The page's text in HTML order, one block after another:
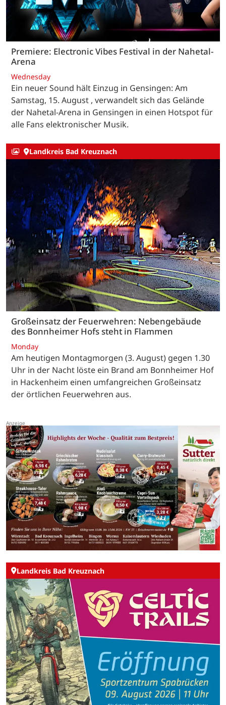
Premiere: Electronic Vibes Festival in der Nahetal-
Arena
Wednesday
Ein neuer Sound hält Einzug in Gensingen: Am
Samstag, 15. August , verwandelt sich das Gelände
der Nahetal-Arena in Gensingen in einen Hotspot für
alle Fans elektronischer Musik.
Landkreis Bad Kreuznach
Großeinsatz der Feuerwehren: Nebengebäude
des Bonnheimer Hofs steht in Flammen
Monday
Am heutigen Montagmorgen (3. August) gegen 1.30
Uhr in der Nacht löste ein Brand am Bonnheimer Hof
in Hackenheim einen umfangreichen Großeinsatz
der örtlichen Feuerwehren aus.
Landkreis Bad Kreuznach